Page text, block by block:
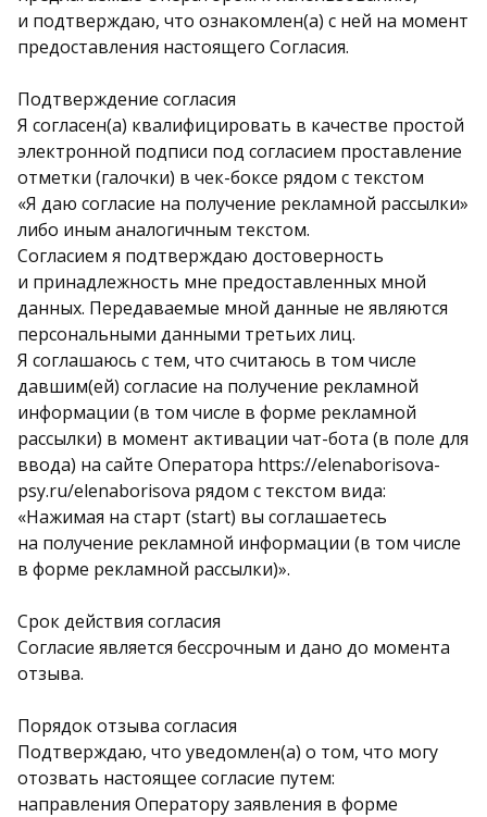
и подтверждаю, что ознакомлен(а) с ней на момент
предоставления настоящего Согласия.
Подтверждение согласия
Я согласен(а) квалифицировать в качестве простой
электронной подписи под согласием проставление
отметки (галочки) в чек-боксе рядом с текстом
«Я даю согласие на получение рекламной рассылки»
либо иным аналогичным текстом.
Согласием я подтверждаю достоверность
и принадлежность мне предоставленных мной
данных. Передаваемые мной данные не являются
персональными данными третьих лиц.
Я соглашаюсь с тем, что считаюсь в том числе
давшим(ей) согласие на получение рекламной
информации (в том числе в форме рекламной
рассылки) в момент активации чат-бота (в поле для
ввода) на сайте Оператора https://elenaborisova-
psy.ru/elenaborisova рядом с текстом вида:
«Нажимая на старт (start) вы соглашаетесь
на получение рекламной информации (в том числе
в форме рекламной рассылки)».
Срок действия согласия
Согласие является бессрочным и дано до момента
отзыва.
Порядок отзыва согласия
Подтверждаю, что уведомлен(а) о том, что могу
отозвать настоящее согласие путем:
направления Оператору заявления в форме